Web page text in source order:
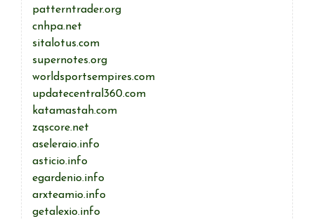
patterntrader.org
cnhpa.net
sitalotus.com
supernotes.org
worldsportsempires.com
updatecentral360.com
katamastah.com
zqscore.net
aseleraio.info
asticio.info
egardenio.info
arxteamio.info
getalexio.info